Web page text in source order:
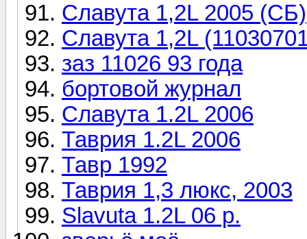
Славута 1,2L 2005 (СБ)
Славута 1,2L
заз 11026 93 года
бортовой журнал
Славута 1.2L 2006
Таврия 1.2L 2006
Тавр 1992
Таврия 1,3 люкс, 2003
Slavuta 1.2L 06 р.